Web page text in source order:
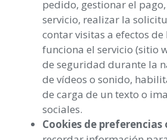
pedido, gestionar el
servicio, realizar la
contar visitas a efectos
funciona el servicio (sitio
de seguridad durante la
de vídeos o sonido,
de carga de un texto o
sociales.
Cookies de